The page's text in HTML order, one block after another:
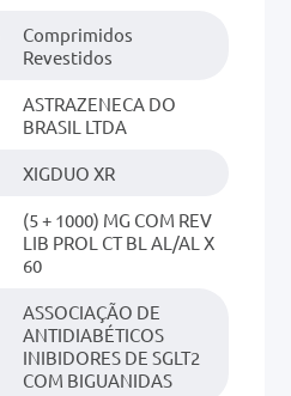
Comprimidos
Revestidos
ASTRAZENECA DO
BRASIL LTDA
XIGDUO XR
(5 + 1000) MG COM REV
LIB PROL CT BL AL/AL X
60
ASSOCIAÇÃO DE
ANTIDIABÉTICOS
INIBIDORES DE SGLT2
COM BIGUANIDAS